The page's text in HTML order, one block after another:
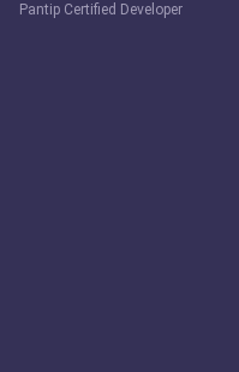
Pantip Certified Developer